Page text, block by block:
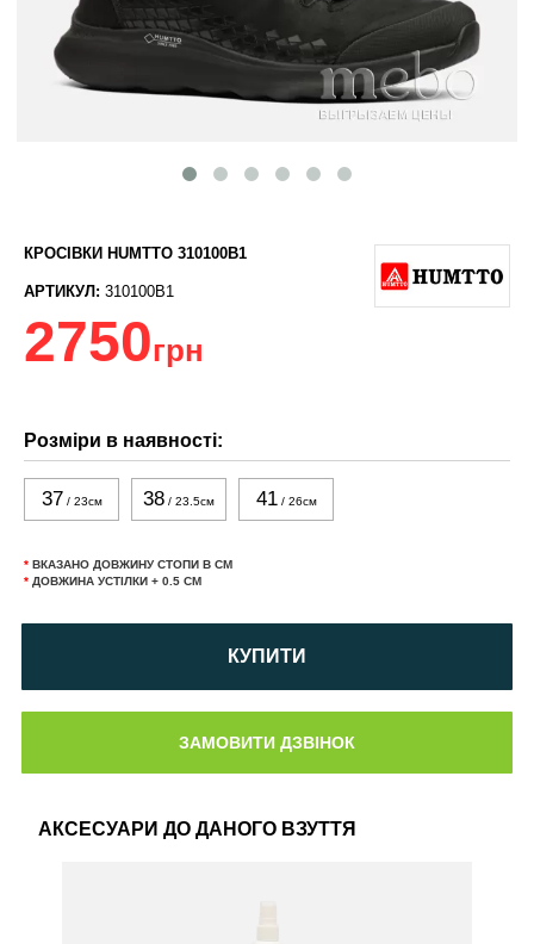
КРОСІВКИ HUMTTO 310100B1
АРТИКУЛ: 310100B1
2750грн
Розміри в наявності:
37 / 23см 38 / 23.5см 41/ 26см
* ВКАЗАНО ДОВЖИНУ СТОПИ В СМ
* ДОВЖИНА УСТІЛКИ + 0.5 СМ
КУПИТИ
АКСЕСУАРИ ДО ДАНОГО ВЗУТТЯ